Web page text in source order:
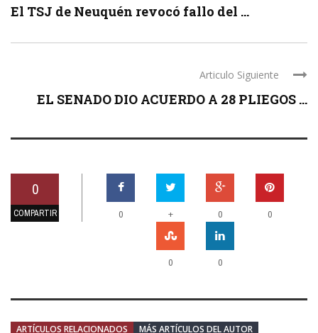
El TSJ de Neuquén revocó fallo del ...
Articulo Siguiente
EL SENADO DIO ACUERDO A 28 PLIEGOS ...
0
COMPARTIR 0 + 0 0
0 0
ARTÍCULOS RELACIONADOS MÁS ARTÍCULOS DEL AUTOR